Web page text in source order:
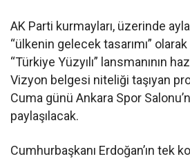
AK Parti kurmayları, üzerinde
“ülkenin gelecek tasarımı”
“Türkiye Yüzyılı” lansmanının
Vizyon belgesi niteliği taşıyan
Cuma günü Ankara Spor
paylaşılacak.
Cumhurbaşkanı Erdoğan’ın tek